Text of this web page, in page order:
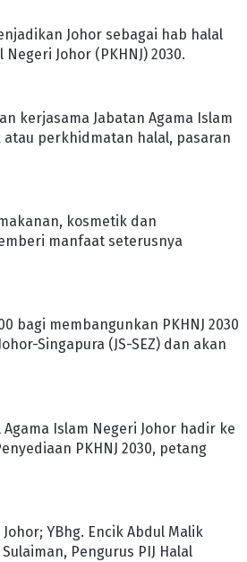
Johor sebagai hab halal
Johor (PKHNJ) 2030.
kerjasama Jabatan Agama Islam
perkhidmatan halal, pasaran
kosmetik dan
manfaat seterusnya
bagi membangunkan PKHNJ 2030
Singapura (JS-SEZ) dan akan
Islam Negeri Johor hadir ke
PKHNJ 2030, petang
YBhg. Encik Abdul Malik
Pengurus PIJ Halal